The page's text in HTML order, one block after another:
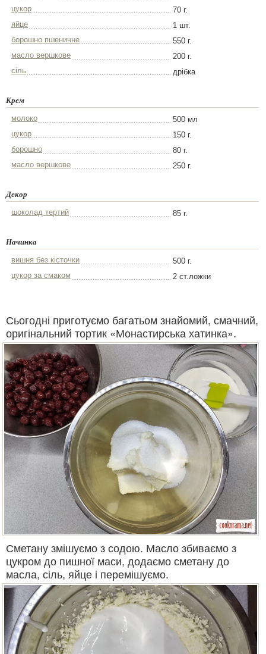
цукор
70 г.
яйце
1 шт.
борошно пшеничне
550 г.
масло вершкове
200 г.
сіль
дрібка
Крем
молоко
500 мл
цукор
150 г.
борошно
80 г.
масло вершкове
250 г.
Декор
шоколад тертий 85 г.
Начинка
вишня без кісточки
500 г.
цукор за смаком
2 ст.ложки
Сьогодні приготуємо багатьом знайомий, смачний,
оригінальний тортик «Монастирська хатинка».
Сметану змішуємо з содою. Масло збиваємо з
цукром до пишної маси, додаємо сметану до
масла, сіль, яйце і перемішуємо.